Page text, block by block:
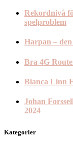
Rekordnivå
spelproblem
Harpan – den
Bra 4G
Bianca Linn
Johan
2024
Kategorier